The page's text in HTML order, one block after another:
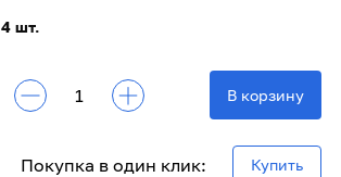
4 шт.
В корзину
Покупка в один клик: Купить